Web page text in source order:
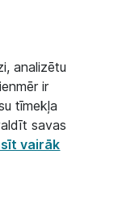
analizētu
ir
tīmekļa
savas
vairāk